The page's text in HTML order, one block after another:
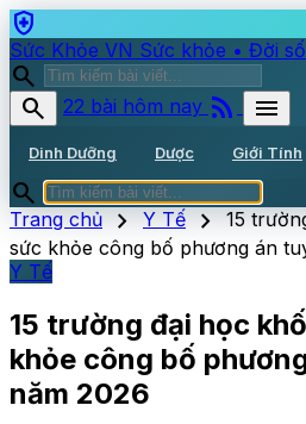
health_and_safety
Sức Khỏe VN Sức khỏe • Đời
search
search
22 bài hôm nay rss_feed menu
Dinh Dưỡng Dược Giới Tính
search
Trang chủ chevron_right Y Tế chevron_right 15
sức khỏe công bố phương án
Y Tế
15 trường đại học
khỏe công bố
năm 2026